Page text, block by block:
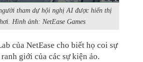
tham dự hội nghị AI được hiển thị
Hình ảnh: NetEase Games
của NetEase cho biết họ coi sự
giới của các sự kiện ảo.